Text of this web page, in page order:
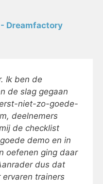
Dreamfactory
Ik ben de
de slag gegaan
niet-zo-goede-
deelnemers
de checklist
demo en in
oefenen ging daar
dus dat
ervaren trainers